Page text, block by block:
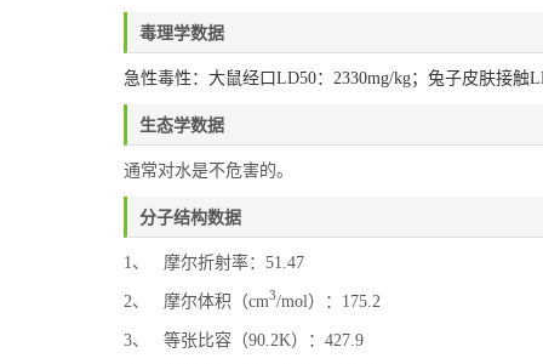
毒理学数据
急性毒性：大鼠经口LD50：2330mg/kg；兔子皮肤接触
生态学数据
通常对水是不危害的。
分子结构数据
1、 摩尔折射率：51.47
2、 摩尔体积（cm3/mol）：175.2
3、 等张比容（90.2K）：427.9